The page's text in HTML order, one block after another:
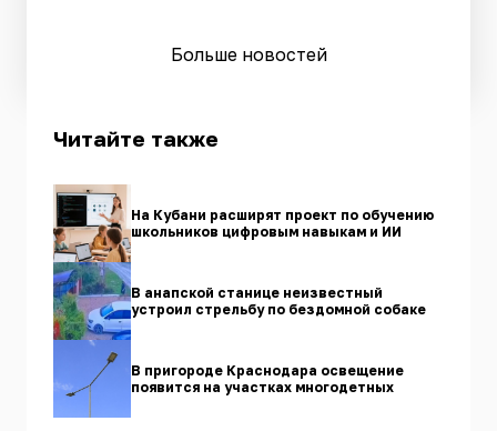
Больше новостей
Читайте также
На Кубани расширят проект по обучению
школьников цифровым навыкам и ИИ
В анапской станице неизвестный
устроил стрельбу по бездомной собаке
В пригороде Краснодара освещение
появится на участках многодетных